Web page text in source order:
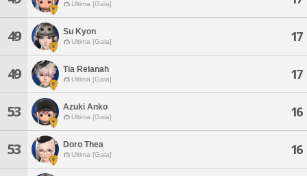
Ultima [Gaia]
49 Su Kyon
Ultima [Gaia] 17
49 Tia Relanah
Ultima [Gaia] 17
53 Azuki Anko
Ultima [Gaia] 16
53 Doro Thea
Ultima [Gaia] 16